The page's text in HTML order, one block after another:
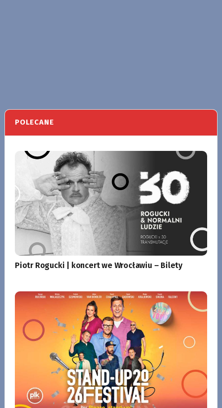
POLECANE
Piotr Rogucki | koncert we Wrocławiu – Bilety